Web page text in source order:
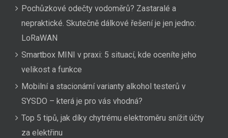
Pochůzkové odečty vodoměrů? Zastaralé a
nepraktické. Skutečně dálkové řešení je jen jedno:
LoRaWAN
Smartbox MINI v praxi: 5 situací, kde oceníte jeho
velikost a funkce
Mobilní a stacionární varianty alkohol testerů v
SYSDO – která je pro vás vhodná?
Top 5 tipů, jak díky chytrému elektroměru snížit účty
za elektřinu